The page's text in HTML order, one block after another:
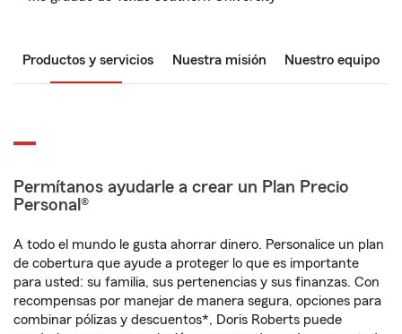
Productos y servicios Nuestra misión Nuestro equipo
Permítanos ayudarle a crear un Plan Precio
Personal®
A todo el mundo le gusta ahorrar dinero. Personalice un plan
de cobertura que ayude a proteger lo que es importante
para usted: su familia, sus pertenencias y sus finanzas. Con
recompensas por manejar de manera segura, opciones para
combinar pólizas y descuentos*, Doris Roberts puede